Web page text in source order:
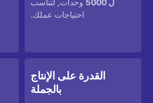
احتياجات عملك.
القدرة على الإنتاج
بالجملة